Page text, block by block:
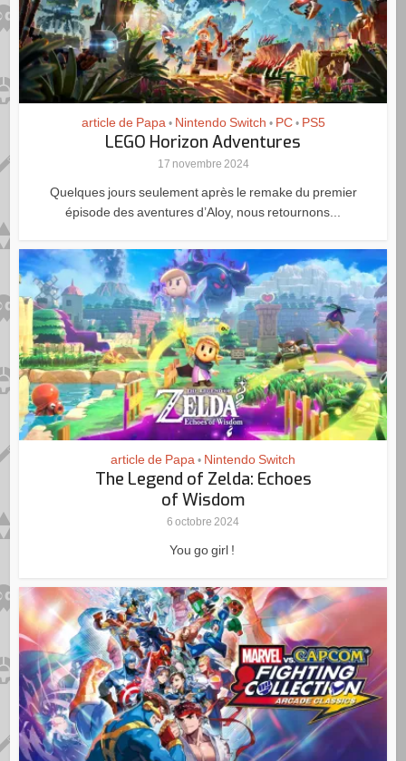
article de Papa • Nintendo Switch • PC • PS5
LEGO Horizon Adventures
17 novembre 2024
Quelques jours seulement après le remake du premier
épisode des aventures d’Aloy, nous retournons...
article de Papa • Nintendo Switch
The Legend of Zelda: Echoes
of Wisdom
6 octobre 2024
You go girl !